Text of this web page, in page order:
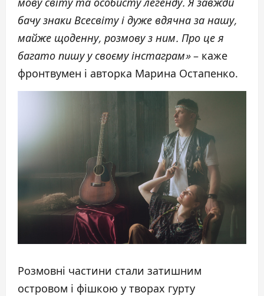
бачу знаки Всесвіту і дуже вдячна за нашу,
майже щоденну, розмову з ним. Про це я
багато пишу у своєму інстаграм»– каже
фронтвумен і авторка Марина Остапенко.
Розмовні частини стали затишним
островом і фішкою у творах гурту